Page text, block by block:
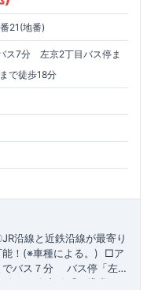
準をクリアした認定住
が得られるなどの、金銭
です！
ご紹介
揺れそのものを軽減
一度発生する地震に対し
を達成しています。
、
21(地番)
ス7分 左京2丁目バス停ま
で徒歩18分
JR沿線と近鉄沿線が最寄り
！(※車種による。)
​□ア
でバス７分 ​ バス停「左
、JR奈良線「平城山」
394-5350
​定休